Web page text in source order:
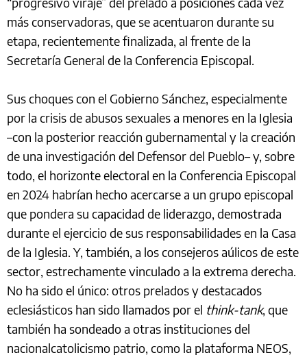
más conservadoras, que se acentuaron durante su
etapa, recientemente finalizada, al frente de la
Secretaría General de la Conferencia Episcopal.
Sus choques con el Gobierno Sánchez, especialmente
por la crisis de abusos sexuales a menores en la Iglesia
–con la posterior reacción gubernamental y la creación
de una investigación del Defensor del Pueblo– y, sobre
todo, el horizonte electoral en la Conferencia Episcopal
en 2024 habrían hecho acercarse a un grupo episcopal
que pondera su capacidad de liderazgo, demostrada
durante el ejercicio de sus responsabilidades en la Casa
de la Iglesia. Y, también, a los consejeros aúlicos de este
sector, estrechamente vinculado a la extrema derecha.
No ha sido el único: otros prelados y destacados
eclesiásticos han sido llamados por el think-tank, que
también ha sondeado a otras instituciones del
nacionalcatolicismo patrio, como la plataforma NEOS,